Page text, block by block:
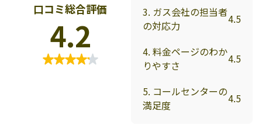
口コミ総合評価
4.2
3. ガス会社の担当者
の対応力
4.5
4. 料金ページのわか
りやすさ
4.5
5. コールセンターの
満足度
4.5